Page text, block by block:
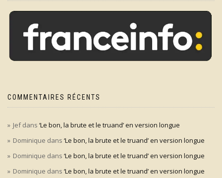
COMMENTAIRES RÉCENTS
Jefdans ‘Le bon, la brute et le truand’ en version longue
Dominique dans ‘Le bon, la brute et le truand’ en version longue
Dominique dans ‘Le bon, la brute et le truand’ en version longue
Dominique dans ‘Le bon, la brute et le truand’ en version longue